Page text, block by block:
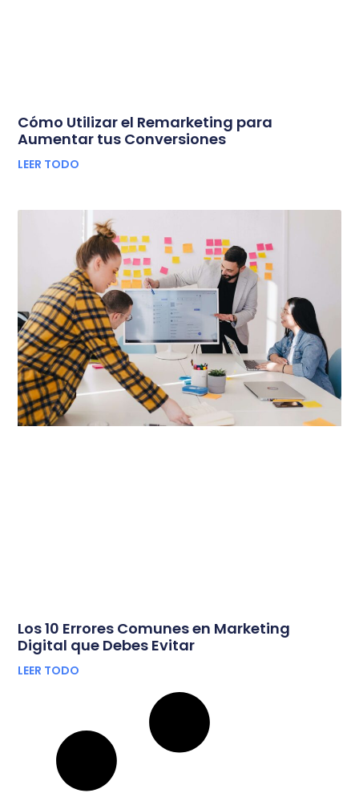
Cómo Utilizar el Remarketing para
Aumentar tus Conversiones
LEER TODO
Los 10 Errores Comunes en Marketing
Digital que Debes Evitar
LEER TODO